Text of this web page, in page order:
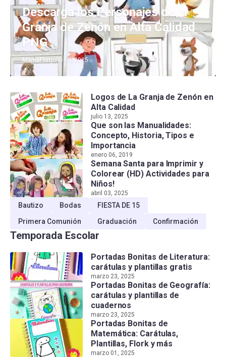
Descarga los Personajes de la
Granja de Zenón en Alta Calidad
PNG
MamaFlorjulio 13, 2025
Logos de La Granja de Zenón en
Alta Calidad
julio 13, 2025
Que son las Manualidades:
Concepto, Historia, Tipos e
Importancia
enero 06, 2019
Semana Santa para Imprimir y
Colorear (HD) Actividades para
Niños!
abril 03, 2025
Bautizo Bodas
FIESTA DE 15
Primera Comunión
Graduación Confirmación
Temporada Escolar
Portadas Bonitas de Literatura:
carátulas y plantillas gratis
marzo 23, 2025
Portadas Bonitas de Geografía:
carátulas y plantillas de
cuadernos
marzo 23, 2025
Portadas Bonitas de
Matemática: Carátulas,
Plantillas, Flork y más
marzo 01, 2025